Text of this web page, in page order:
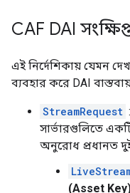
CAF DAI
এই নির্দেশিকায় যেমন
ব্যবহার করে DAI
StreamRequest
সার্ভারগুলিতে
অনুরোধ প্রধানত
(Asset